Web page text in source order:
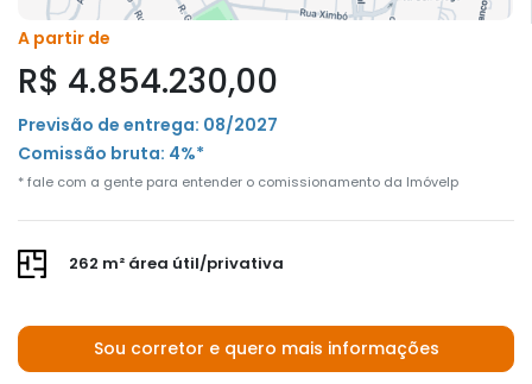
A partir de
R$ 4.854.230,00
Previsão de entrega: 08/2027
Comissão bruta: 4%*
* fale com a gente para entender o comissionamento da Imóvelp
262 m² área útil/privativa
Sou corretor e quero mais informações